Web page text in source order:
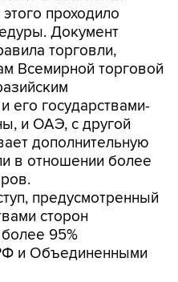
проходило
Документ
торговли,
Всемирной торговой
его государствами-
и ОАЭ, с другой
дополнительную
в отношении более
предусмотренный
сторон
95%
и Объединенными